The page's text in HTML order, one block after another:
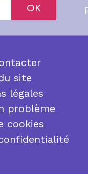
OK
site
légales
problème
cookies